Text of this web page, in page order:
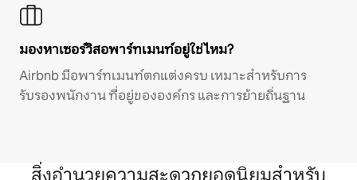
มองหาเซอร์วิสอพาร์ทเมนท์อยู่ใช่ไหม?
Airbnb มีอพาร์ทเมนท์ตกแต่งครบ เหมาะสำหรับการ
รับรองพนักงาน ที่อยู่ขององค์กร และการย้ายถิ่นฐาน
สิ่งอำนวยความสะดวกยอดนิยมสำหรับ